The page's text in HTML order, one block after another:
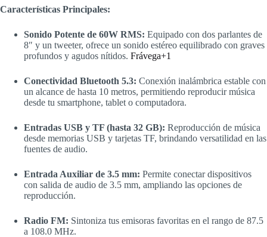
Características Principales:
Sonido Potente de 60W RMS: Equipado con dos parlantes de
8″ y un tweeter, ofrece un sonido estéreo equilibrado con graves
profundos y agudos nítidos. Frávega+1
Conectividad Bluetooth 5.3: Conexión inalámbrica estable con
un alcance de hasta 10 metros, permitiendo reproducir música
desde tu smartphone, tablet o computadora.
Entradas USB y TF (hasta 32 GB): Reproducción de música
desde memorias USB y tarjetas TF, brindando versatilidad en las
fuentes de audio.
Entrada Auxiliar de 3.5 mm: Permite conectar dispositivos
con salida de audio de 3.5 mm, ampliando las opciones de
reproducción.
Radio FM: Sintoniza tus emisoras favoritas en el rango de 87.5
a 108.0 MHz.